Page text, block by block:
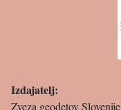
Izdajatelj:
Zveza geodetov Slovenije